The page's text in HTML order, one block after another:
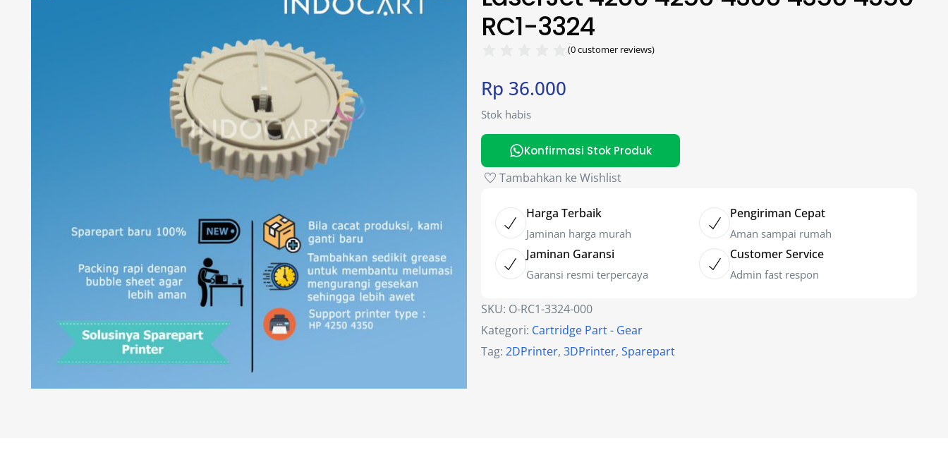
RC1-3324
(0customer reviews)
Rp 36.000
Stok habis
Konfirmasi Stok Produk
Tambahkan ke Wishlist
Harga Terbaik
Jaminan harga murah
Pengiriman Cepat
Aman sampai rumah
Jaminan Garansi
Garansi resmi terpercaya
Customer Service
Admin fast respon
SKU: O-RC1-3324-000
Kategori: Cartridge Part - Gear
Tag: 2DPrinter, 3DPrinter, Sparepart